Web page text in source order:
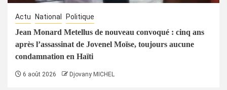
Actu National Politique
Jean Monard Metellus de nouveau convoqué : cinq ans
après l’assassinat de Jovenel Moïse, toujours aucune
condamnation en Haïti
6 août 2026 Djovany MICHEL